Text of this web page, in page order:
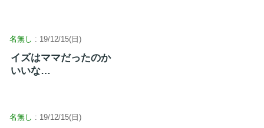
名無し : 19/12/15(日)
イズはママだったのか
いいな…
名無し : 19/12/15(日)